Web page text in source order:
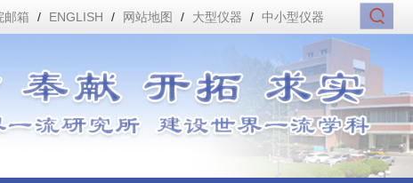
邮箱 / ENGLISH / 网站地图 / 大型仪器 / 中小型仪器